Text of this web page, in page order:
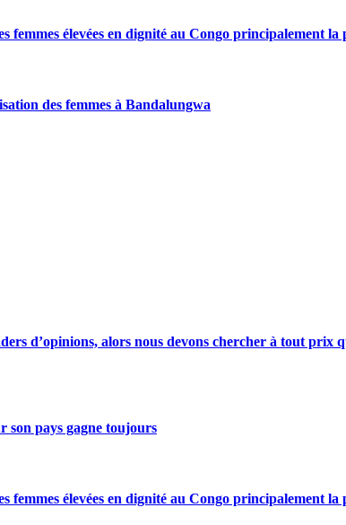
femmes élevées en dignité au Congo principalement
des femmes à Bandalungwa
d’opinions, alors nous devons chercher à tout
son pays gagne toujours
femmes élevées en dignité au Congo principalement